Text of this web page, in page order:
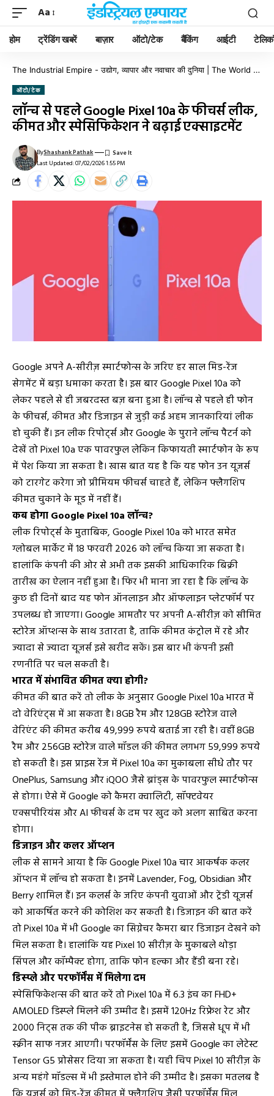
Aa
होम ट्रेंडिंग खबरें बाज़ार ऑटो/टेक बैंकिंग आईटी
The Industrial Empire - उद्योग, व्यापार और नवाचार की दुनिया | The World of Industry, Business & Innovation
ऑटो/टेक
लॉन्च से पहले Google Pixel 10a के फीचर्स लीक,
कीमत और स्पेसिफिकेशन ने बढ़ाई एक्साइटमेंट
Last Updated: 07/02/2026 1:55 PM
ByShashank Pathak
Google अपने A-सीरीज़ स्मार्टफोन्स के जरिए हर साल मिड-रेंज
सेगमेंट में बड़ा धमाका करता है। इस बार Google Pixel 10a को
लेकर पहले से ही जबरदस्त बज़ बना हुआ है। लॉन्च से पहले ही फोन
के फीचर्स, कीमत और डिजाइन से जुड़ी कई अहम जानकारियां लीक
हो चुकी हैं। इन लीक रिपोर्ट्स और Google के पुराने लॉन्च पैटर्न को
देखें तो Pixel 10a एक पावरफुल लेकिन किफायती स्मार्टफोन के रूप
में पेश किया जा सकता है। खास बात यह है कि यह फोन उन यूजर्स
को टारगेट करेगा जो प्रीमियम फीचर्स चाहते हैं, लेकिन फ्लैगशिप
कीमत चुकाने के मूड में नहीं हैं।
कब होगा Google Pixel 10a लॉन्च?
लीक रिपोर्ट्स के मुताबिक, Google Pixel 10a को भारत समेत
ग्लोबल मार्केट में 18 फरवरी 2026 को लॉन्च किया जा सकता है।
हालांकि कंपनी की ओर से अभी तक इसकी आधिकारिक बिक्री
तारीख का ऐलान नहीं हुआ है। फिर भी माना जा रहा है कि लॉन्च के
कुछ ही दिनों बाद यह फोन ऑनलाइन और ऑफलाइन प्लेटफॉर्म पर
उपलब्ध हो जाएगा। Google आमतौर पर अपनी A-सीरीज़ को सीमित
स्टोरेज ऑप्शन्स के साथ उतारता है, ताकि कीमत कंट्रोल में रहे और
ज्यादा से ज्यादा यूजर्स इसे खरीद सकें। इस बार भी कंपनी इसी
रणनीति पर चल सकती है।
भारत में संभावित कीमत क्या होगी?
कीमत की बात करें तो लीक के अनुसार Google Pixel 10a भारत में
दो वेरिएंट्स में आ सकता है। 8GB रैम और 128GB स्टोरेज वाले
वेरिएंट की कीमत करीब 49,999 रुपये बताई जा रही है। वहीं 8GB
रैम और 256GB स्टोरेज वाले मॉडल की कीमत लगभग 59,999 रुपये
हो सकती है। इस प्राइस रेंज में Pixel 10a का मुकाबला सीधे तौर पर
OnePlus, Samsung और iQOO जैसे ब्रांड्स के पावरफुल स्मार्टफोन्स
से होगा। ऐसे में Google को कैमरा क्वालिटी, सॉफ्टवेयर
एक्सपीरियंस और AI फीचर्स के दम पर खुद को अलग साबित करना
होगा।
डिजाइन और कलर ऑप्शन
लीक से सामने आया है कि Google Pixel 10a चार आकर्षक कलर
ऑप्शन में लॉन्च हो सकता है। इनमें Lavender, Fog, Obsidian और
Berry शामिल हैं। इन कलर्स के जरिए कंपनी युवाओं और ट्रेंडी यूजर्स
को आकर्षित करने की कोशिश कर सकती है। डिजाइन की बात करें
तो Pixel 10a में भी Google का सिग्नेचर कैमरा बार डिजाइन देखने को
मिल सकता है। हालांकि यह Pixel 10 सीरीज़ के मुकाबले थोड़ा
सिंपल और कॉम्पैक्ट होगा, ताकि फोन हल्का और हैंडी बना रहे।
डिस्प्ले और परफॉर्मेंस में मिलेगा दम
स्पेसिफिकेशन्स की बात करें तो Pixel 10a में 6.3 इंच का FHD+
AMOLED डिस्प्ले मिलने की उम्मीद है। इसमें 120Hz रिफ्रेश रेट और
2000 निट्स तक की पीक ब्राइटनेस हो सकती है, जिससे धूप में भी
स्क्रीन साफ नजर आएगी। परफॉर्मेंस के लिए इसमें Google का लेटेस्ट
Tensor G5 प्रोसेसर दिया जा सकता है। यही चिप Pixel 10 सीरीज़ के
अन्य महंगे मॉडल्स में भी इस्तेमाल होने की उम्मीद है। इसका मतलब है